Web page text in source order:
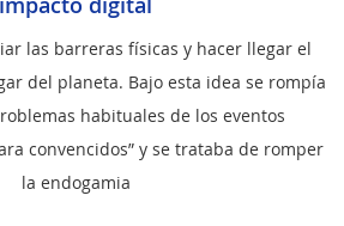
las barreras físicas y hacer llegar el
del planeta. Bajo esta idea se rompía
habituales de los eventos
convencidos” y se trataba de romper
la endogamia